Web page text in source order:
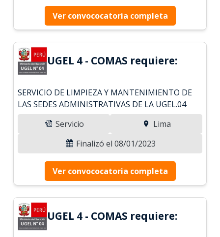
Ver convococatoria completa
UGEL 4 - COMAS requiere:
SERVICIO DE LIMPIEZA Y MANTENIMIENTO DE
LAS SEDES ADMINISTRATIVAS DE LA UGEL.04
Servicio
Lima
Finalizó el 08/01/2023
Ver convococatoria completa
UGEL 4 - COMAS requiere: